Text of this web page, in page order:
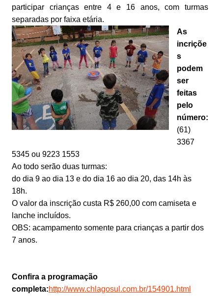
participar crianças entre 4 e 16 anos, com turmas
separadas por faixa etária.
As
incriçõe
s
podem
ser
feitas
pelo
número:
(61)
3367
5345 ou 9223 1553
Ao todo serão duas turmas:
do dia 9 ao dia 13 e do dia 16 ao dia 20, das 14h às
18h.
O valor da inscrição custa R$ 260,00 com camiseta e
lanche incluídos.
OBS: acampamento somente para crianças a partir dos
7 anos.
Confira a programação
completa:http://www.chlagosul.com.br/154901.html